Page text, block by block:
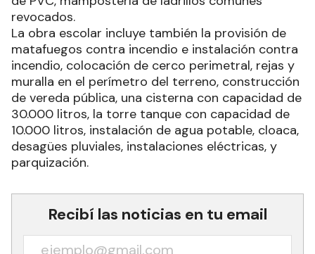
revocados.
La obra escolar incluye también la provisión de
matafuegos contra incendio e instalación contra
incendio, colocación de cerco perimetral, rejas y
muralla en el perímetro del terreno, construcción
de vereda pública, una cisterna con capacidad de
30.000 litros, la torre tanque con capacidad de
10.000 litros, instalación de agua potable, cloaca,
desagües pluviales, instalaciones eléctricas, y
parquización.
Recibí las noticias en tu email